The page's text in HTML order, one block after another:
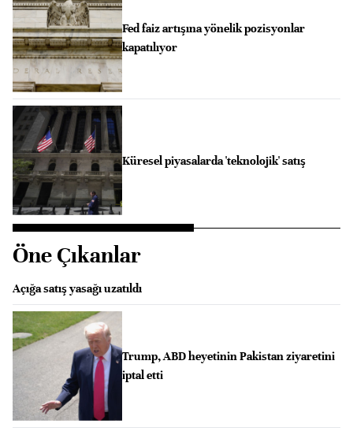
Fed faiz artışına yönelik pozisyonlar
kapatılıyor
Küresel piyasalarda 'teknolojik' satış
Öne Çıkanlar
Açığa satış yasağı uzatıldı
Trump, ABD heyetinin Pakistan ziyaretini
iptal etti